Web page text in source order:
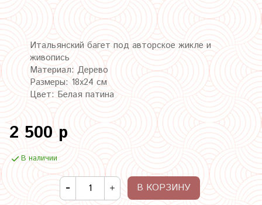
Итальянский багет под авторское жикле и
живопись
Материал: Дерево
Размеры: 18х24 см
Цвет: Белая патина
2 500 р
В наличии
В КОРЗИНУ